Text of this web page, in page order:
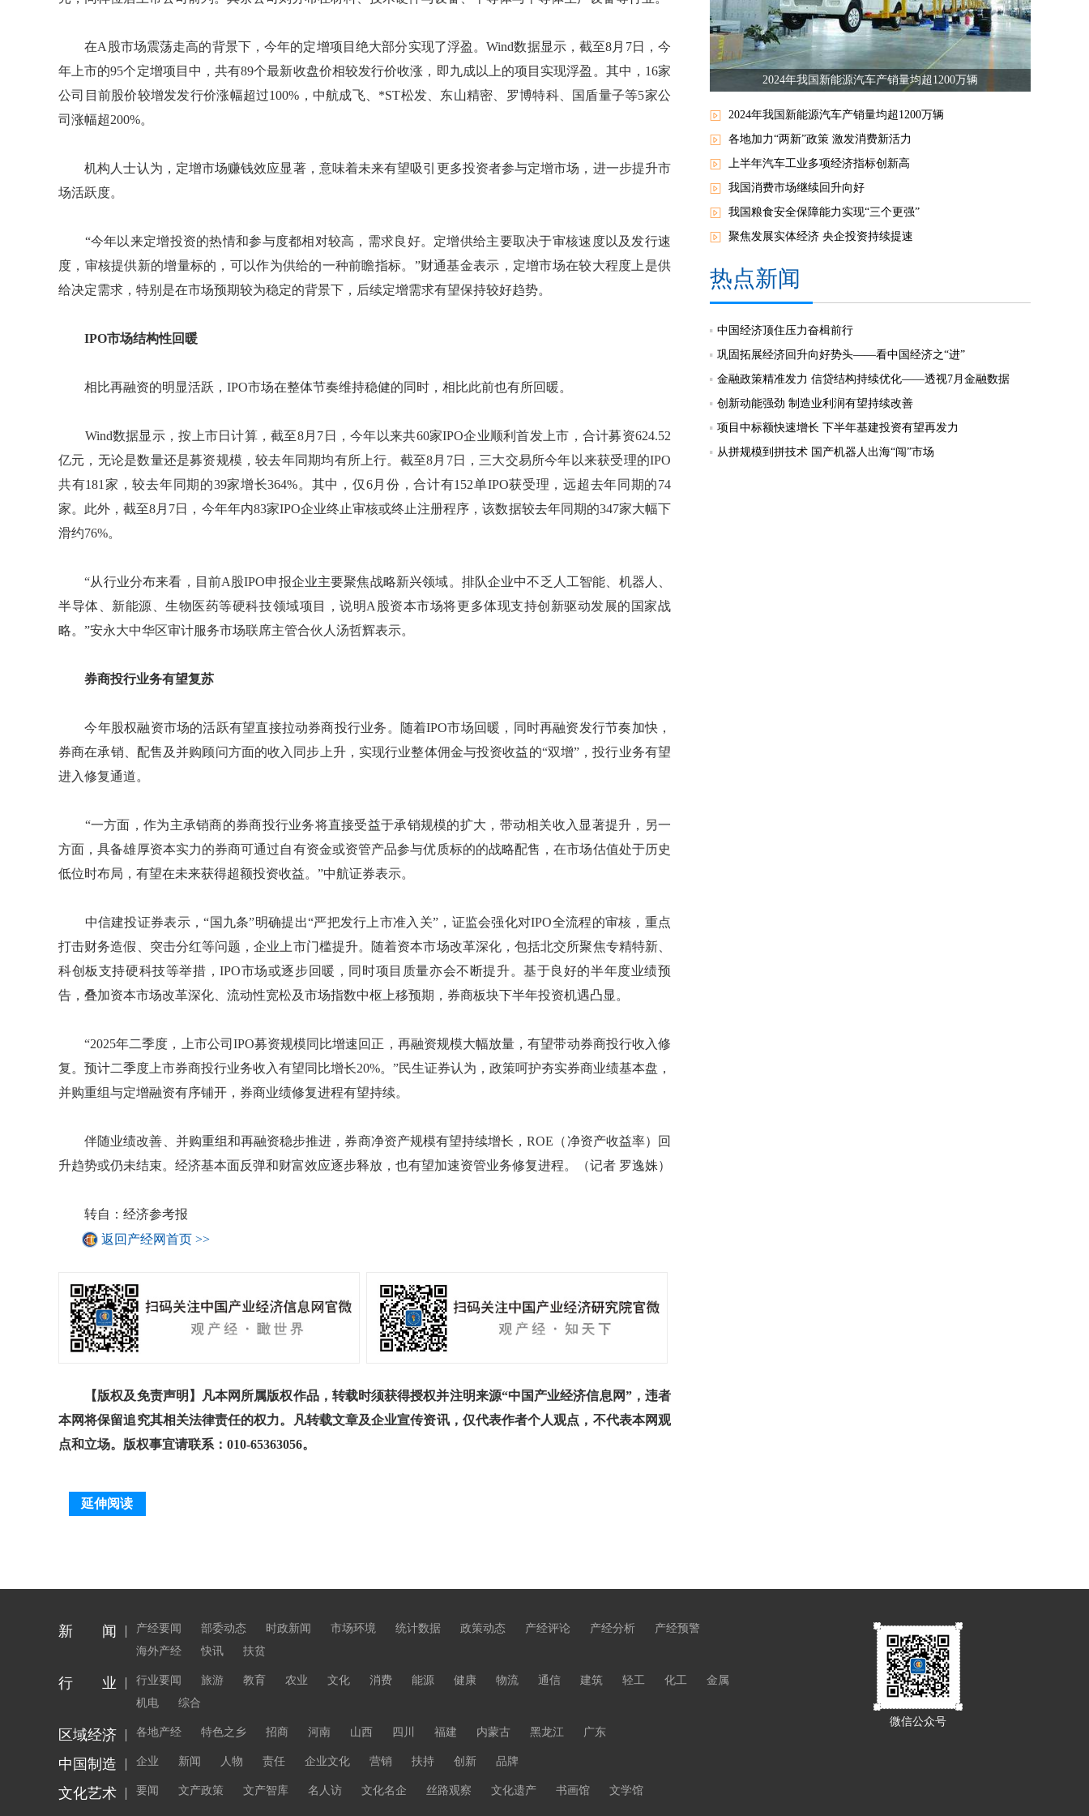
在A股市场震荡走高的背景下，今年的定增项目绝大部分实现了浮盈。Wind数据显示，截至8月7日，今
年上市的95个定增项目中，共有89个最新收盘价相较发行价收涨，即九成以上的项目实现浮盈。其中，16家
公司目前股价较增发发行价涨幅超过100%，中航成飞、*ST松发、东山精密、罗博特科、国盾量子等5家公
司涨幅超200%。
机构人士认为，定增市场赚钱效应显著，意味着未来有望吸引更多投资者参与定增市场，进一步提升市
场活跃度。
“今年以来定增投资的热情和参与度都相对较高，需求良好。定增供给主要取决于审核速度以及发行速
度，审核提供新的增量标的，可以作为供给的一种前瞻指标。”财通基金表示，定增市场在较大程度上是供
给决定需求，特别是在市场预期较为稳定的背景下，后续定增需求有望保持较好趋势。
IPO市场结构性回暖
相比再融资的明显活跃，IPO市场在整体节奏维持稳健的同时，相比此前也有所回暖。
Wind数据显示，按上市日计算，截至8月7日，今年以来共60家IPO企业顺利首发上市，合计募资624.52
亿元，无论是数量还是募资规模，较去年同期均有所上行。截至8月7日，三大交易所今年以来获受理的IPO
共有181家，较去年同期的39家增长364%。其中，仅6月份，合计有152单IPO获受理，远超去年同期的74
家。此外，截至8月7日，今年年内83家IPO企业终止审核或终止注册程序，该数据较去年同期的347家大幅下
滑约76%。
“从行业分布来看，目前A股IPO申报企业主要聚焦战略新兴领域。排队企业中不乏人工智能、机器人、
半导体、新能源、生物医药等硬科技领域项目，说明A股资本市场将更多体现支持创新驱动发展的国家战
略。”安永大中华区审计服务市场联席主管合伙人汤哲辉表示。
券商投行业务有望复苏
今年股权融资市场的活跃有望直接拉动券商投行业务。随着IPO市场回暖，同时再融资发行节奏加快，
券商在承销、配售及并购顾问方面的收入同步上升，实现行业整体佣金与投资收益的“双增”，投行业务有望
进入修复通道。
“一方面，作为主承销商的券商投行业务将直接受益于承销规模的扩大，带动相关收入显著提升，另一
方面，具备雄厚资本实力的券商可通过自有资金或资管产品参与优质标的的战略配售，在市场估值处于历史
低位时布局，有望在未来获得超额投资收益。”中航证券表示。
中信建投证券表示，“国九条”明确提出“严把发行上市准入关”，证监会强化对IPO全流程的审核，重点
打击财务造假、突击分红等问题，企业上市门槛提升。随着资本市场改革深化，包括北交所聚焦专精特新、
科创板支持硬科技等举措，IPO市场或逐步回暖，同时项目质量亦会不断提升。基于良好的半年度业绩预
告，叠加资本市场改革深化、流动性宽松及市场指数中枢上移预期，券商板块下半年投资机遇凸显。
“2025年二季度，上市公司IPO募资规模同比增速回正，再融资规模大幅放量，有望带动券商投行收入修
复。预计二季度上市券商投行业务收入有望同比增长20%。”民生证券认为，政策呵护夯实券商业绩基本盘，
并购重组与定增融资有序铺开，券商业绩修复进程有望持续。
伴随业绩改善、并购重组和再融资稳步推进，券商净资产规模有望持续增长，ROE（净资产收益率）回
升趋势或仍未结束。经济基本面反弹和财富效应逐步释放，也有望加速资管业务修复进程。（记者 罗逸姝）
转自：经济参考报
返回产经网首页 >>
【版权及免责声明】凡本网所属版权作品，转载时须获得授权并注明来源“中国产业经济信息网”，违者
本网将保留追究其相关法律责任的权力。凡转载文章及企业宣传资讯，仅代表作者个人观点，不代表本网观
点和立场。版权事宜请联系：010-65363056。
延伸阅读
2024年我国新能源汽车产销量均超1200万辆
2024年我国新能源汽车产销量均超1200万辆
各地加力“两新”政策 激发消费新活力
上半年汽车工业多项经济指标创新高
我国消费市场继续回升向好
我国粮食安全保障能力实现“三个更强”
聚焦发展实体经济 央企投资持续提速
热点新闻
中国经济顶住压力奋楫前行
巩固拓展经济回升向好势头——看中国经济之“进”
金融政策精准发力 信贷结构持续优化——透视7月金融数据
创新动能强劲 制造业利润有望持续改善
项目中标额快速增长 下半年基建投资有望再发力
从拼规模到拼技术 国产机器人出海“闯”市场
微信公众号
新 闻 产经要闻 部委动态 时政新闻 市场环境 统计数据 政策动态 产经评论 产经分析
产经预警
海外产经
快讯 扶贫
行 业 行业要闻 旅游 教育 农业 文化 消费 能源 健康 物流 通信 建筑 轻工 化工
金属
机电
综合
区域经济 各地产经 特色之乡 招商 河南 山西 四川 福建 内蒙古 黑龙江 广东
中国制造 企业 新闻 人物 责任 企业文化 营销 扶持 创新 品牌
文化艺术 要闻 文产政策 文产智库 名人访 文化名企 丝路观察 文化遗产 书画馆 文学馆